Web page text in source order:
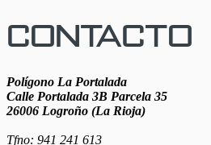
Contacto
Polígono La Portalada
Calle Portalada 3B Parcela 35
26006 Logroño (La Rioja)
Tfno: 941 241 613